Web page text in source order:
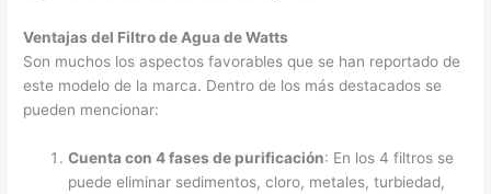
Ventajas del Filtro de Agua de Watts
Son muchos los aspectos favorables que se han reportado de
este modelo de la marca. Dentro de los más destacados se
pueden mencionar:
Cuenta con 4 fases de purificación: En los 4 filtros se
puede eliminar sedimentos, cloro, metales, turbiedad,